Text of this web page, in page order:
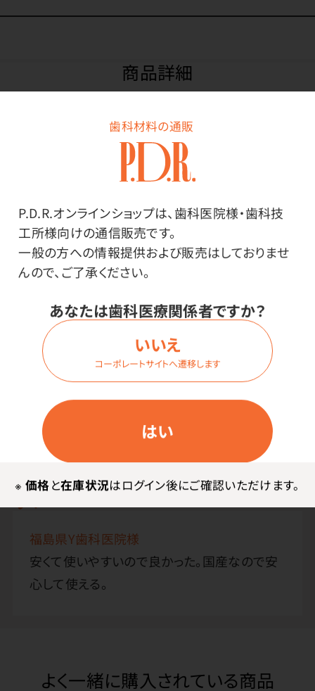
歯科材料の通販
P.D.R.オンラインショップは、歯科医院様・歯科技
工所様向けの通信販売です。
一般の方への情報提供および販売はしておりませ
んので、ご了承ください。
あなたは歯科医療関係者ですか？
はい
いいえ
コーポレートサイトへ遷移します
※ 価格と在庫状況はログイン後にご確認いただけます。
商品詳細
角まで柔らかいIPカバー。
ソフトビニール採用で口腔内の痛みを軽減します。
コスパIPカバーより柔らかい素材です。
●日本製
●材質／ノンフタル酸塩化ビニル
お客様・スタッフの声
お客様の声
福島県Y歯科医院様
安くて使いやすいので良かった。国産なので安
心して使える。
よく一緒に購入されている商品